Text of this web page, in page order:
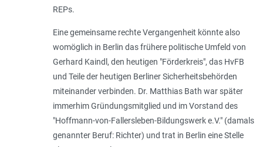
REPs.
Eine gemeinsame rechte Vergangenheit könnte also
womöglich in Berlin das frühere politische Umfeld von
Gerhard Kaindl, den heutigen "Förderkreis", das HvFB
und Teile der heutigen Berliner Sicherheitsbehörden
miteinander verbinden. Dr. Matthias Bath war später
immerhim Gründungsmitglied und im Vorstand des
"Hoffmann-von-Fallersleben-Bildungswerk e.V." (damals
genannter Beruf: Richter) und trat in Berlin eine Stelle